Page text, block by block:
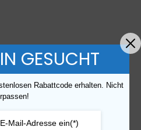
GESUCHT
Rabattcode erhalten. Nicht